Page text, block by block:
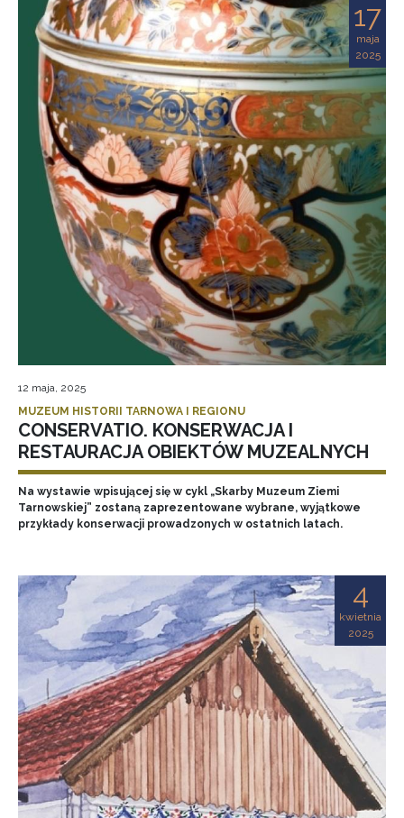
17
maja
2025
12 maja, 2025
MUZEUM HISTORII TARNOWA I REGIONU
CONSERVATIO. KONSERWACJA I
RESTAURACJA OBIEKTÓW MUZEALNYCH
Na wystawie wpisującej się w cykl „Skarby Muzeum Ziemi
Tarnowskiej” zostaną zaprezentowane wybrane, wyjątkowe
przykłady konserwacji prowadzonych w ostatnich latach.
4
kwietnia
2025